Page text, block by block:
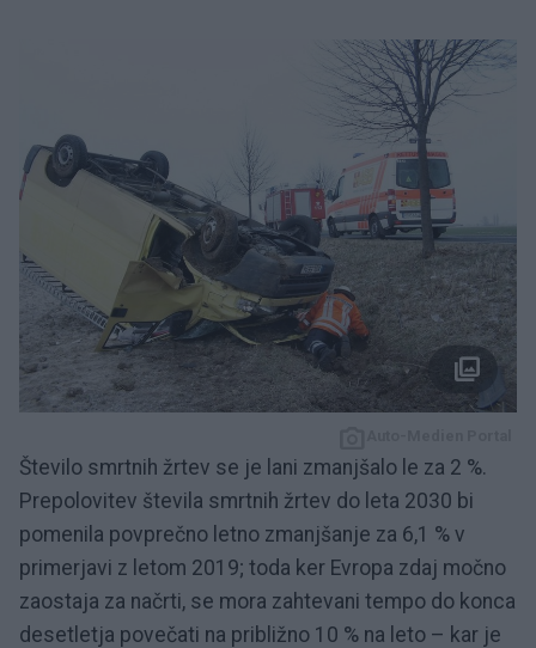
Število smrtnih žrtev se je lani zmanjšalo le za 2 %.
Prepolovitev števila smrtnih žrtev do leta 2030 bi
pomenila povprečno letno zmanjšanje za 6,1 % v
primerjavi z letom 2019; toda ker Evropa zdaj močno
zaostaja za načrti, se mora zahtevani tempo do konca
desetletja povečati na približno 10 % na leto – kar je